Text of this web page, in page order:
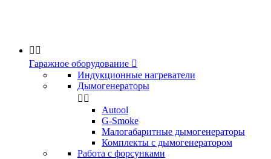
 
Гаражное оборудование 
Индукционные нагреватели
Дымогенераторы
 
Аutool
G-Smoke
Малогабаритные дымогенераторы
Комплекты с дымогенератором
Работа с форсунками